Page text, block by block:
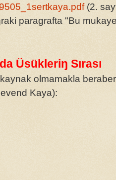
(2.
paragrafta "Bu
Üsükleriŋ Sırası
olmamakla
Kaya):